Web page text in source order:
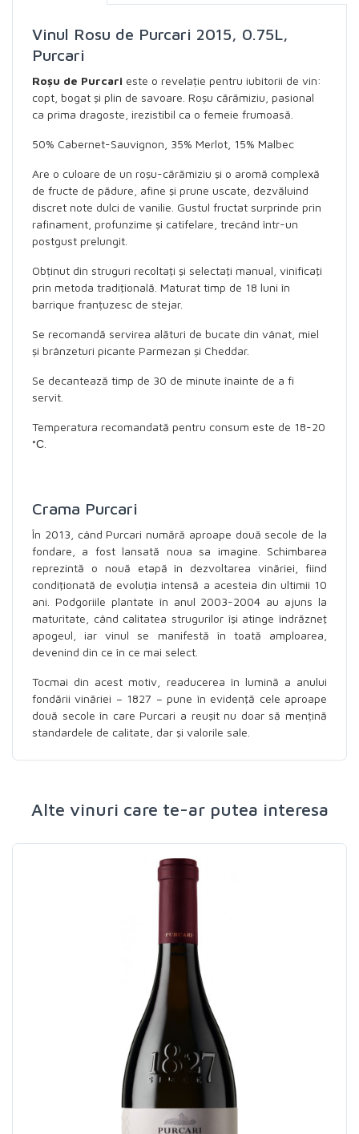
Vinul Rosu de Purcari 2015, 0.75L,
Purcari
Roșu de Purcari este o revelație pentru iubitorii de vin:
copt, bogat și plin de savoare. Roșu cărămiziu, pasional
ca prima dragoste, irezistibil ca o femeie frumoasă.
50% Cabernet-Sauvignon, 35% Merlot, 15% Malbec
Are o culoare de un roșu-cărămiziu şi o aromă complexă
de fructe de pădure, afine şi prune uscate, dezvăluind
discret note dulci de vanilie. Gustul fructat surprinde prin
rafinament, profunzime și catifelare, trecând într-un
postgust prelungit.
Obținut din struguri recoltaţi şi selectaţi manual, vinificaţi
prin metoda tradiţională. Maturat timp de 18 luni în
barrique franțuzesc de stejar.
Se recomandă servirea alături de bucate din vânat, miel
și brânzeturi picante Parmezan și Cheddar.
Se decantează timp de 30 de minute înainte de a fi
servit.
Temperatura recomandată pentru consum este de 18-20
°С.
Crama Purcari
În 2013, când Purcari numără aproape două secole de la
fondare, a fost lansată noua sa imagine. Schimbarea
reprezintă o nouă etapă în dezvoltarea vinăriei, fiind
condiţionată de evoluţia intensă a acesteia din ultimii 10
ani. Podgoriile plantate în anul 2003-2004 au ajuns la
maturitate, când calitatea strugurilor îşi atinge îndrăzneţ
apogeul, iar vinul se manifestă în toată amploarea,
devenind din ce în ce mai select.
Tocmai din acest motiv, readucerea în lumină a anului
fondării vinăriei – 1827 – pune în evidenţă cele aproape
două secole în care Purcari a reuşit nu doar să mențină
standardele de calitate, dar şi valorile sale.
Alte vinuri care te-ar putea interesa